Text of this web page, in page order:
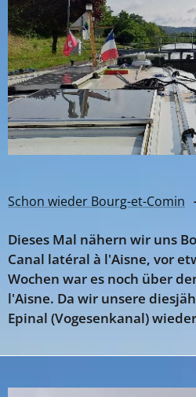
Schon wieder Bourg-et-Comin
Dieses Mal nähern wir uns
Canal latéral à l'Aisne, vor
Wochen war es noch über
l'Aisne. Da wir unsere
Epinal (Vogesenkanal)